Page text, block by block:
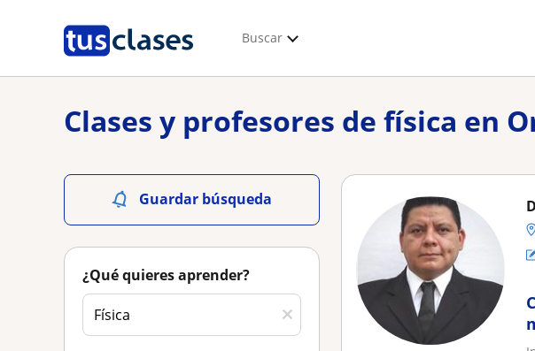
Buscar
Clases y profesores de física en
Guardar búsqueda
¿Qué quieres aprender?